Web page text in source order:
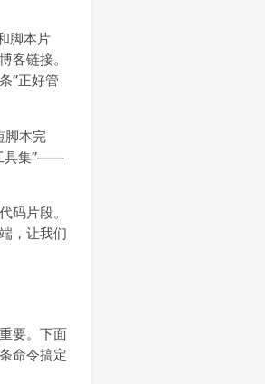
脚本片
客链接。
”正好管
脚本完
具集”——
码片段。
，让我们
要。下面
命令搞定